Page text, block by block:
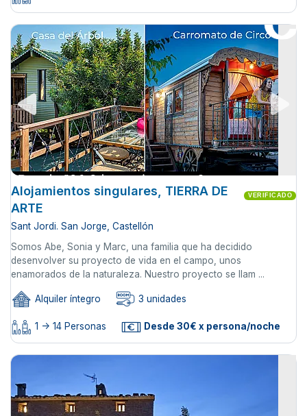
Alojamientos singulares, TIERRA DE
ARTE
VERIFICADO
Sant Jordi. San Jorge, Castellón
Somos Abe, Sonia y Marc, una familia que ha decidido
desenvolver su proyecto de vida en el campo, unos
enamorados de la naturaleza. Nuestro proyecto se llam ...
Alquiler íntegro 3 unidades
1 -> 14 Personas Desde 30€ x persona/noche